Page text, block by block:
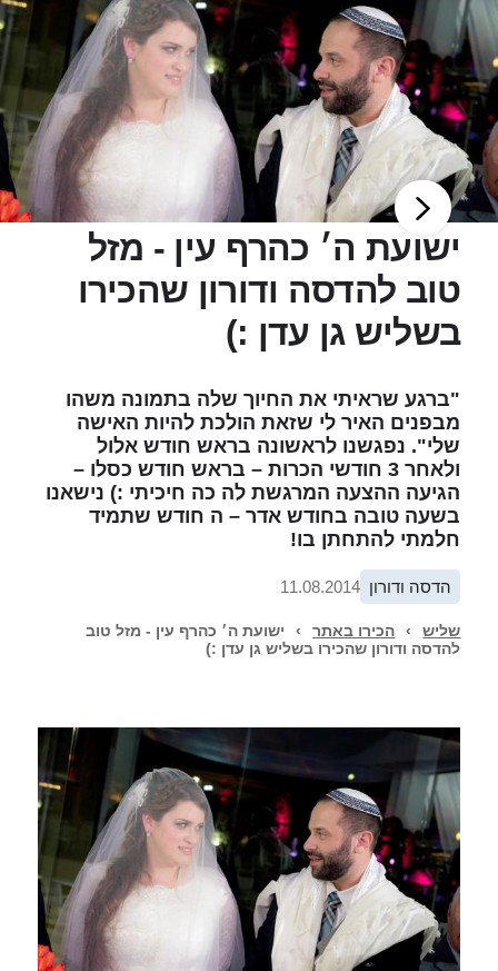
ישועת ה׳ כהרף עין - מזל
טוב להדסה ודורון שהכירו
בשליש גן עדן :)
"ברגע שראיתי את החיוך שלה בתמונה משהו
מבפנים האיר לי שזאת הולכת להיות האישה
שלי". נפגשנו לראשונה בראש חודש אלול
ולאחר 3 חודשי הכרות – בראש חודש כסלו –
הגיעה ההצעה המרגשת לה כה חיכיתי :) נישאנו
בשעה טובה בחודש אדר – ה חודש שתמיד
חלמתי להתחתן בו!
הדסה ודורון 11.08.2014
שליש › הכירו באתר ›
ישועת ה׳ כהרף עין - מזל טוב
להדסה ודורון שהכירו בשליש גן עדן :)